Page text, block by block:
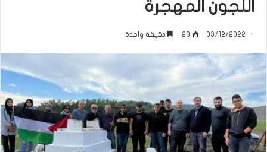
اللجون المهجرة
03/12/2022
28 دقيقة واحدة